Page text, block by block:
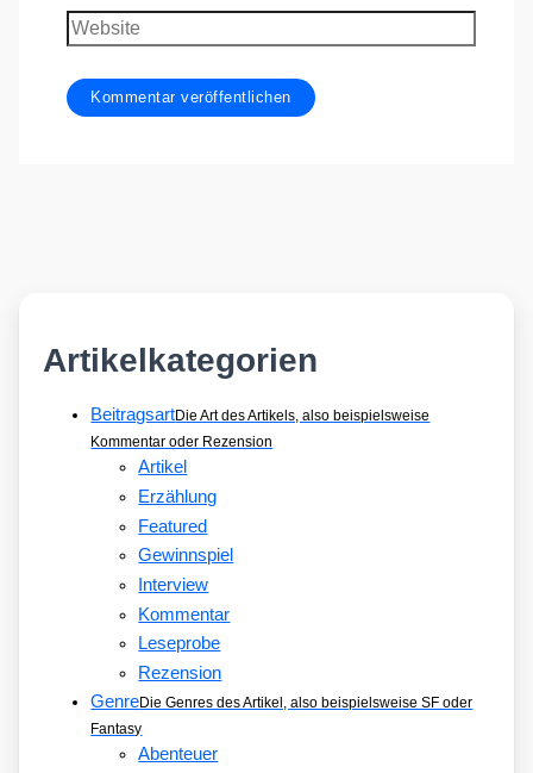
Adresse
Website
Artikelkategorien
BeitragsartDie Art des Artikels, also beispielsweise
Kommentar oder Rezension
Artikel
Erzählung
Featured
Gewinnspiel
Interview
Kommentar
Leseprobe
Rezension
GenreDie Genres des Artikel, also beispielsweise SF oder
Fantasy
Abenteuer